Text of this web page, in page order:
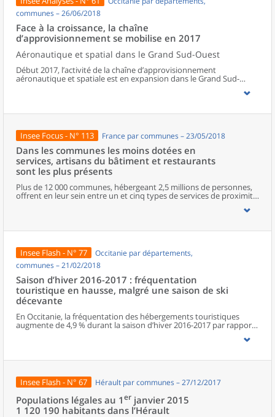
communes – 26/06/2018
Face à la croissance, la chaîne
d’approvisionnement se mobilise en 2017
Aéronautique et spatial dans le Grand Sud-Ouest
Début 2017, l’activité de la chaîne d’approvisionnement
aéronautique et spatiale est en expansion dans le Grand Sud-
Ouest : tous les secteurs se mobilisent pour répondre à la forte
demande des grands constructeurs. Les usines et les sociétés de
capacité de production. Pour adapter leur offre, les chefs
recruter et de former sans recourir davantage à la sous-traitance
ou à l’emploi intérimaire.
Insee Focus - N° 113 France par communes – 23/05/2018
Dans les communes les moins dotées en
services, artisans du bâtiment et restaurants
sont les plus présents
Plus de 12 000 communes, hébergeant 2,5 millions de personnes,
offrent en leur sein entre un et cinq types de services de proximité.
Dans ces communes, les artisans et les restaurants sont les plus
boulangeries ou les supérettes, n’apparaissent de façon
services de proximité. Quant aux services médicaux, ils sont situés
dans des communes bénéficiant d’un nombre d’équipements
encore plus large. Aux communes qui possèdent au moins un
possèdent aucun. Elles abritent 162 000 habitants.
Insee Flash - N° 77
Occitanie par départements,
communes – 21/02/2018
Saison d’hiver 2016-2017 : fréquentation
touristique en hausse, malgré une saison de ski
décevante
En Occitanie, la fréquentation des hébergements touristiques
augmente de 4,9 % durant la saison d’hiver 2016-2017 par rapport
à la saison d’hiver précédente. Hôtels et autres hébergements
une saison difficile.
Insee Flash - N° 67 Hérault par communes – 27/12/2017
Populations légales au 1er janvier 2015
1 120 190 habitants dans l’Hérault